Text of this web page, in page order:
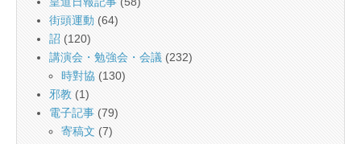
街頭運動 (64)
詔 (120)
講演会・勉強会・会議 (232)
時對協 (130)
邪教 (1)
電子記事 (79)
寄稿文 (7)